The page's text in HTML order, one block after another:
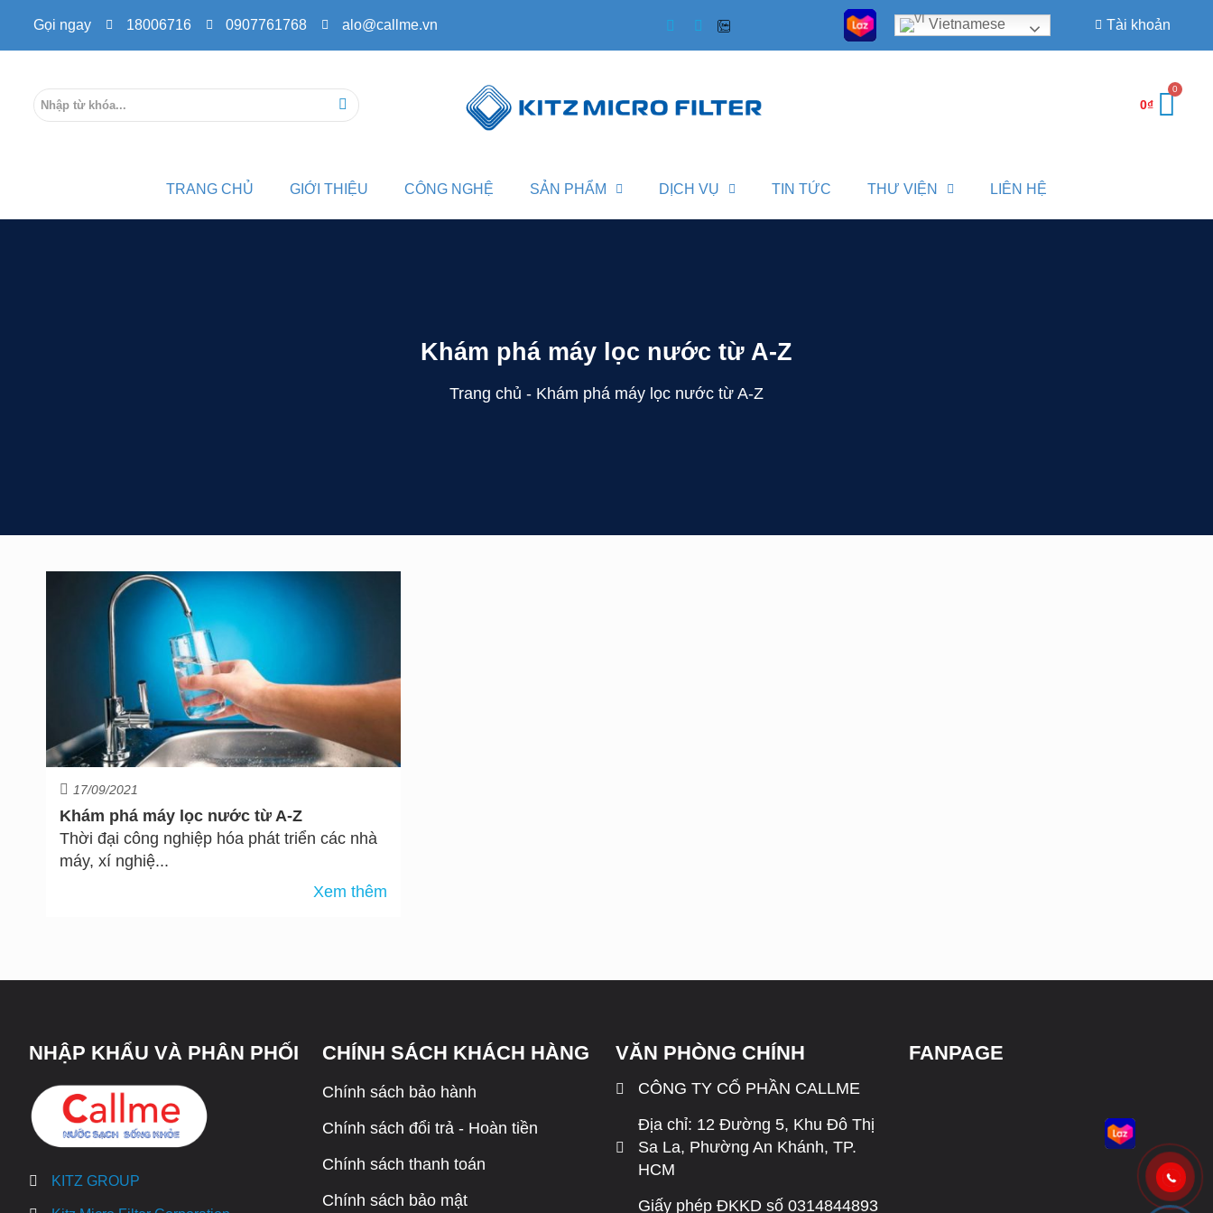
Gọi ngay 18006716 0907761768 alo@callme.vn Vietnamese Tài khoản
0₫
TRANG CHỦ GIỚI THIỆU CÔNG NGHỆ SẢN PHẨM DỊCH VỤ TIN TỨC THƯ VIỆN LIÊN HỆ
Khám phá máy lọc nước từ A-Z
Trang chủ - Khám phá máy lọc nước từ A-Z
17/09/2021
Khám phá máy lọc nước từ A-Z
Thời đại công nghiệp hóa phát triển các nhà
máy, xí nghiệ...
Xem thêm
NHẬP KHẨU VÀ PHÂN PHỐI
KITZ GROUP
CHÍNH SÁCH KHÁCH HÀNG
Chính sách bảo hành
Chính sách đổi trả - Hoàn tiền
Chính sách thanh toán
Chính sách bảo mật
VĂN PHÒNG CHÍNH
CÔNG TY CỔ PHẦN CALLME
Địa chỉ: 12 Đường 5, Khu Đô Thị
Sa La, Phường An Khánh, TP.
HCM
Giấy phép ĐKKD số 0314844893
FANPAGE